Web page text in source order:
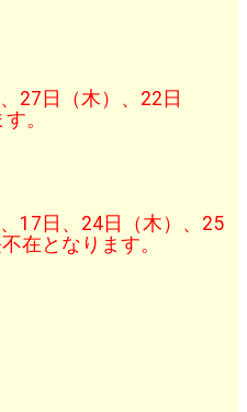
27日（木）、22日
。
17日、24日（木）、25
在となります。